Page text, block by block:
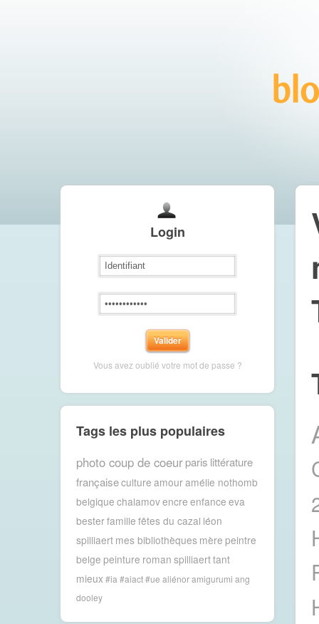
Login
Vous avez oublié votre mot de passe ?
Tags les plus populaires
photo coup de coeur paris littérature
françaiseculture amouramélie nothomb
belgique chalamovencre enfance eva
besterfamille fêtes du cazal léon
spilliaert mes bibliothèques mère peintre
belge peinture roman spilliaerttant
mieux #ia #aiact #ue aliénor amigurumi ang
dooley